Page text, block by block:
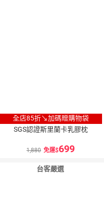
全店85折↘加碼贈購物袋
SGS認證斯里蘭卡乳膠枕
1,880 免運 699
台客嚴選